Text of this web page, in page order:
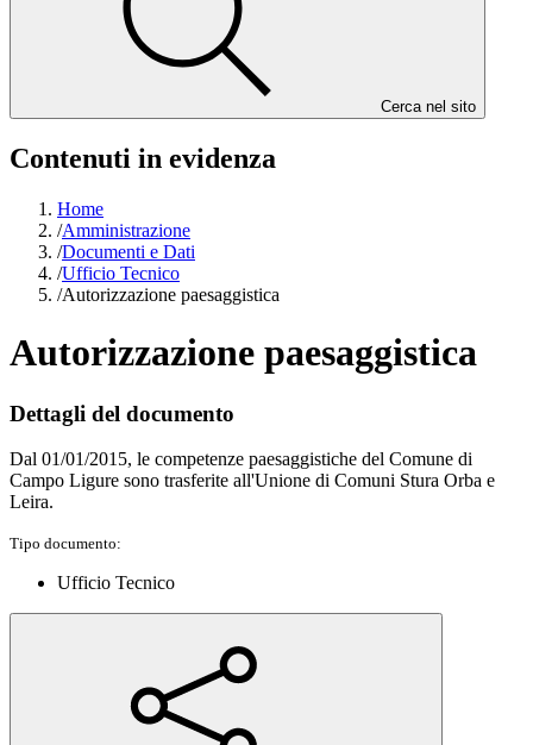
Cerca nel sito
Contenuti in evidenza
Home
/Amministrazione
/Documenti e Dati
/Ufficio Tecnico
/Autorizzazione paesaggistica
Autorizzazione paesaggistica
Dettagli del documento
Dal 01/01/2015, le competenze paesaggistiche del Comune di
Campo Ligure sono trasferite all'Unione di Comuni Stura Orba e
Leira.
Tipo documento:
Ufficio Tecnico